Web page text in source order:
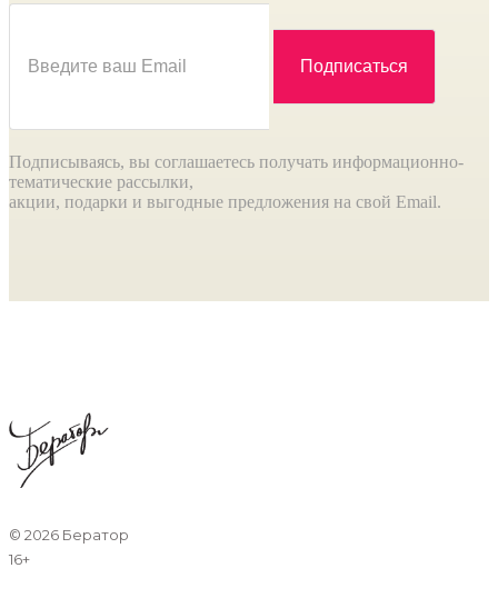
Подписываясь, вы соглашаетесь получать информационно-
тематические рассылки,
акции, подарки и выгодные предложения на свой Email.
© 2026 Бератор
16+